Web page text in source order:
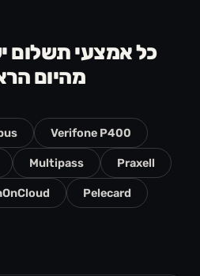
כל אמצעי תשלום
מהיום
Verifone P400
Praxell
Multipass
Pelecard